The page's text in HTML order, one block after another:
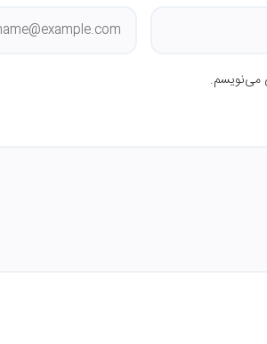
می‌نویسم.